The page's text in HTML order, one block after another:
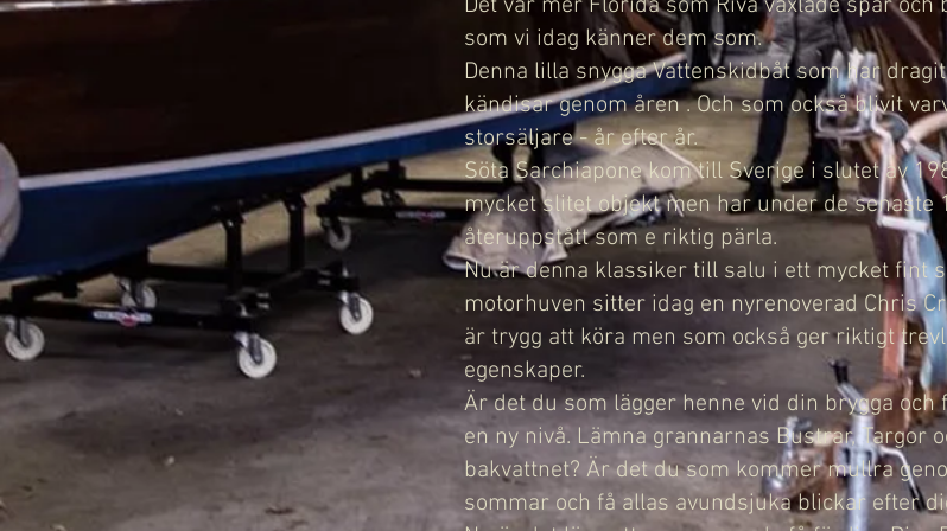
Det var mer Florida som Riva växlade spår och
som vi idag känner dem som.
Denna lilla snygga Vattenskidbåt som har
kändisar genom åren . Och som också blivit
storsäljare - år efter år.
Söta Sarchiapone kom till Sverige i slutet av
mycket slitet objekt men har under de senaste
återuppstått som e riktig pärla.
Nu är denna klassiker till salu i ett mycket fint
motorhuven sitter idag en nyrenoverad Chris
är trygg att köra men som också ger riktigt
egenskaper.
Är det du som lägger henne vid din brygga
en ny nivå. Lämna grannarnas Bustrar, Targor
bakvattnet? Är det du som kommer mullra
sommar och få allas avundsjuka blickar efter